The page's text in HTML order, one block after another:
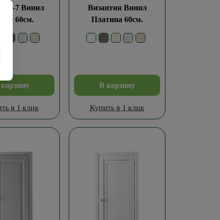
7 Винил
60см.
в 1 клик
Византия Винил
Платина 60см.
В корзину
Купить в 1 клик